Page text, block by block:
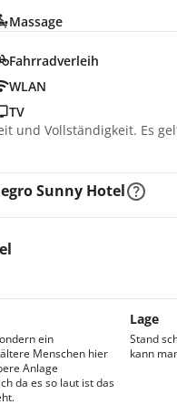
Massage
Fahrradverleih
WLAN
TV
und Vollständigkeit. Es
Sunny Hotel
ein
Menschen hier
Anlage
da es so laut ist das
Lage
Stand
kann